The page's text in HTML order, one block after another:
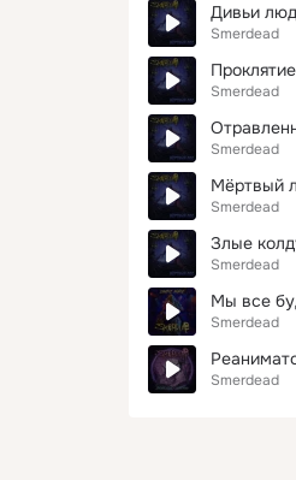
Дивьи
Smerdead
Smerdead
Smerdead
Мёртвый
Smerdead
Злые
Smerdead
Мы все
Smerdead
Smerdead